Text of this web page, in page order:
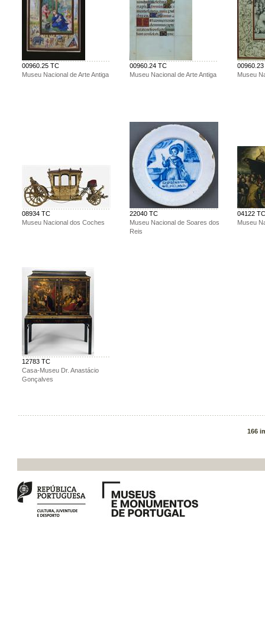
00960.25 TC
Museu Nacional de Arte Antiga
00960.24 TC
Museu Nacional de Arte Antiga
Museu
08934 TC
Museu Nacional dos Coches
22040 TC
Museu Nacional de Soares dos
Reis
04122 TC
Museu
12783 TC
Casa-Museu Dr. Anastácio
Gonçalves
166